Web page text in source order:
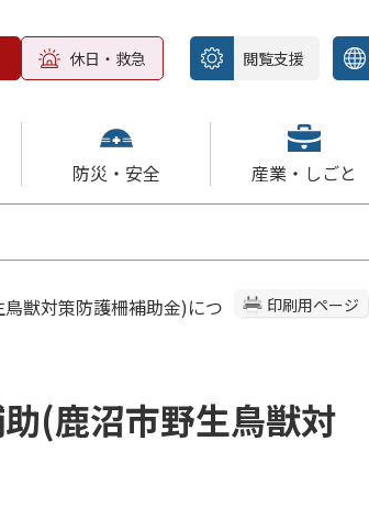
休日・救急 閲覧支援
防災・安全 産業・しごと
印刷用ページ
獣対策防護柵補助金)につ
(鹿沼市野生鳥獣対